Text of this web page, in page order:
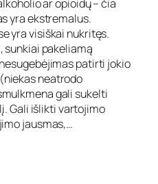
ar opioidų – čia
yra ekstremalus.
yra visiškai nukritęs.
sunkiai pakeliamą
patirti jokio
neatrodo
gali sukelti
Gali išlikti vartojimo
jausmas,…